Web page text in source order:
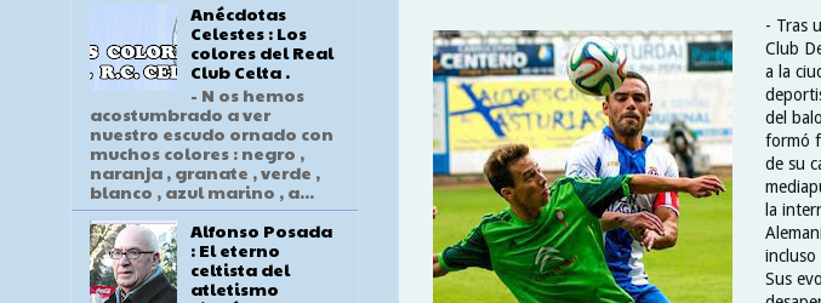
- Tras
Club
a la
del
formó
de su
la
incluso
Sus
Anécdotas
Celestes : Los
colores del Real
Club Celta .
- N os hemos
acostumbrado a ver
nuestro escudo ornado con
muchos colores : negro ,
naranja , granate , verde ,
blanco , azul marino , a...
Alfonso Posada
: El eterno
celtista del
atletismo